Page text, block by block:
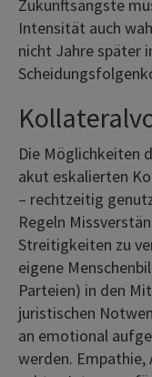
Zukunftsängste
Intensität auch
nicht Jahre später
Die Möglichkeiten
akut eskalierten
– rechtzeitig
Regeln
Streitigkeiten zu
eigene
Parteien) in den
juristischen
an emotional
werden.